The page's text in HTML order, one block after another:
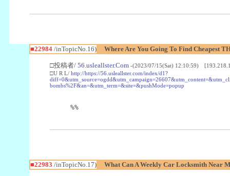
■22984/inTopicNo.16) Where Are You Going To Find Cheapest
□投稿者/ 56.usleallster.Com -(2023/07/15(Sat) 12:10:59)
□U R L/ http://https://56.usleallster.com/index/d1?
bombs%2F&an=&utm_term=&site=&pushMode=popup
%%
■22983 /inTopicNo.17) What Can A Weekly Car Locksmith Near